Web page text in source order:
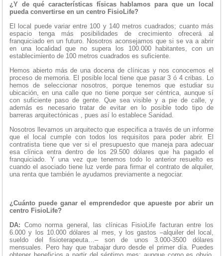
¿Y de qué características físicas hablamos para que un local
pueda convertirse en un centro FisioLife?
El local puede variar entre 100 y 140 metros cuadrados; cuanto más
espacio tenga más posibilidades de crecimiento ofrecerá al
franquiciado en un futuro. Nosotros aconsejamos que si se va a abrir
en una localidad que no supera los 100.000 habitantes, con un
establecimiento de 100 metros cuadrados es suficiente.
Hemos abierto más de una docena de clínicas y nos conocemos el
proceso de memoria. El posible local tiene que pasar 3 ó 4 cribas. Lo
hemos de seleccionar nosotros, porque tenemos que estudiar su
ubicación, en una calle que no tiene porque ser céntrica, aunque sí
con suficiente paso de gente. Que sea visible y a pie de calle, y
además es necesario tratar de evitar en lo posible todo tipo de
barreras arquitectónicas , pues así lo establece Sanidad.
Nosotros llevamos un arquitecto que especifica a través de un informe
que el local cumple con todos los requisitos para poder abrir. El
contratista tiene que ver si el presupuesto que maneja para adecuar
esa clínica entra dentro de los 29.500 dólares que ha pagado el
franquiciado. Y una vez que tenemos todo lo anterior resuelto es
cuando el asociado tiene luz verde para firmar el contrato de alquiler,
una renta que también le ayudamos previamente a negociar.
¿Cuánto puede ganar el emprendedor que apueste por abrir un
centro FisioLife?
DA: Como norma general, las clínicas FisioLife facturan entre los
6.000 y los 10.000 dólares al mes, y los gastos –alquiler del local,
sueldo del fisioterapeuta…– son de unos 3.000-3500 dólares
mensuales. Pero hay que trabajar duro desde el primer día. Puedes